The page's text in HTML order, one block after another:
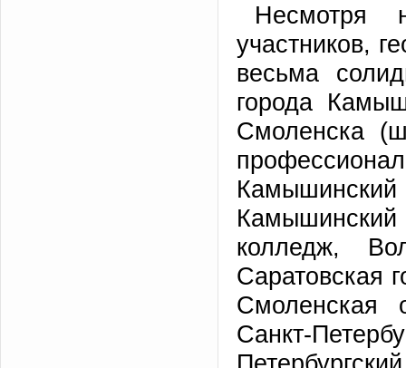
Несмотря
участников,
весьма
города
Смоленска
колледж,
Саратовская
Смоленская
Санкт-